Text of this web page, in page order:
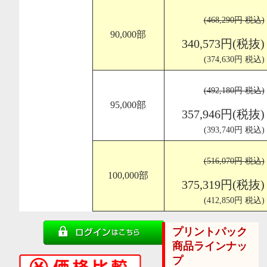
90,000部
(468,290円 税込)
340,573円(税抜)
(374,630円 税込)
95,000部
(492,180円 税込)
357,946円(税抜)
(393,740円 税込)
100,000部
(516,070円 税込)
375,319円(税抜)
(412,850円 税込)
プリントパック
商品ラインナッ
プ